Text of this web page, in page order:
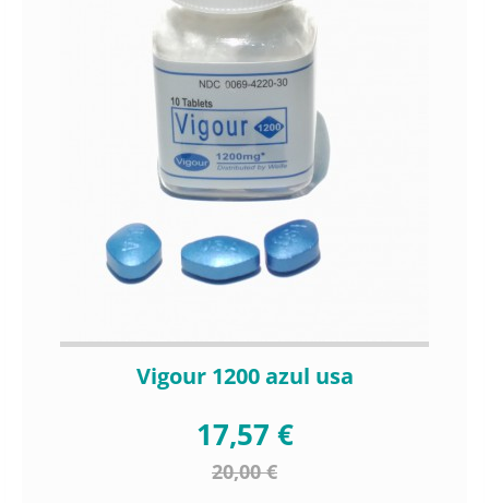
Vigour 1200 azul usa
17,57 €
20,00 €